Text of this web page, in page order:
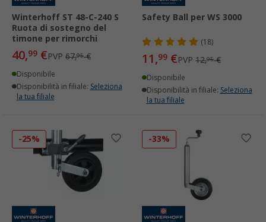
Winterhoff ST 48-C-240 S
Ruota di sostegno del
timone per rimorchi
40,99 €PVP 67,95€
Disponibile
Disponibilità in filiale: Seleziona
la tua filiale
Safety Ball per WS 3000
(18)
11,99 €PVP 12,95€
Disponibile
Disponibilità in filiale: Seleziona
la tua filiale
-25% -33%